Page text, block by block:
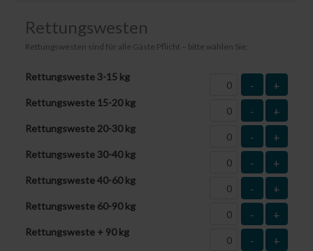
Rettungswesten
Rettungswesten sind für alle Gäste Pflicht – bitte wählen Sie:
Rettungsweste 3-15 kg
- +
Rettungsweste 15-20 kg
- +
Rettungsweste 20-30 kg
- +
Rettungsweste 30-40 kg
- +
Rettungsweste 40-60 kg
- +
Rettungsweste 60-90 kg
- +
Rettungsweste + 90 kg
- +